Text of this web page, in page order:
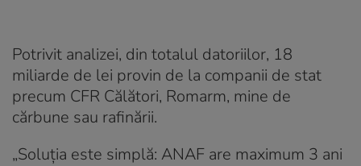
Potrivit analizei, din totalul datoriilor, 18
miliarde de lei provin de la companii de stat
precum CFR Călători, Romarm, mine de
cărbune sau rafinării.
„Soluția este simplă: ANAF are maximum 3 ani